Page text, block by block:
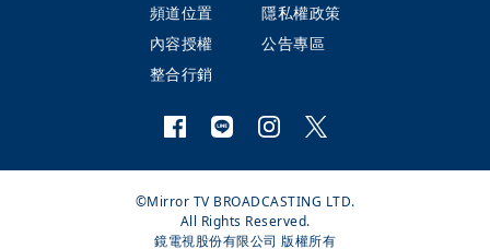
頻道位置
隱私權政策
內容授權
公告專區
整合行銷
©Mirror TV BROADCASTING LTD.
All Rights Reserved.
鏡電視股份有限公司 版權所有